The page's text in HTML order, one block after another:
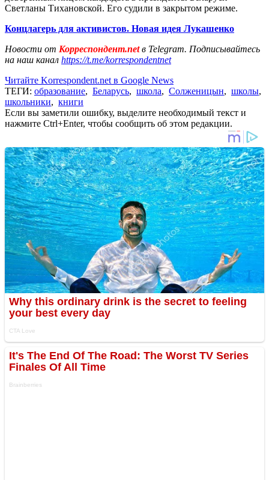
Светланы Тихановской. Его судили в закрытом режиме.
Концлагерь для активистов. Новая идея Лукашенко
Новости от Корреспондент.netв Telegram. Подписывайтесь
на наш канал https://t.me/korrespondentnet
Читайте Korrespondent.net в Google News
ТЕГИ: образование, Беларусь, школа, Солженицын, школы,
школьники, книги
Если вы заметили ошибку, выделите необходимый текст и
нажмите Ctrl+Enter, чтобы сообщить об этом редакции.